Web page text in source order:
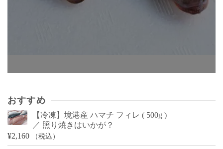
おすすめ
【冷凍】境港産 ハマチ フィレ ( 500g )
／ 照り焼きはいかが？
¥2,160 （税込）